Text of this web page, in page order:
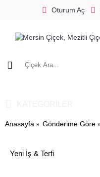
Oturum Aç
Anasayfa Gönderime Göre
Yeni İş & Terfi